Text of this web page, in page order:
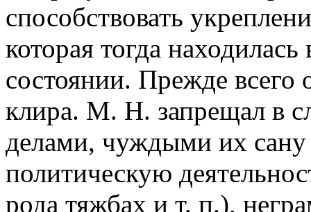
способствовать
которая тогда
состоянии. Прежде всего
клира. М. Н. запрещал в
делами, чуждыми их сану
политическую
рода тяжбах и т. п.),